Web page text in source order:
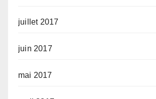
juillet 2017
juin 2017
mai 2017